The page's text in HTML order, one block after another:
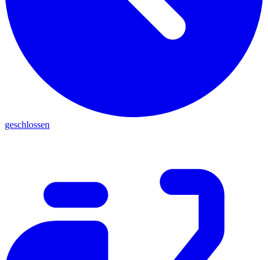
geschlossen